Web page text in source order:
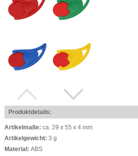
Produktdetails:
Artikelmaße: ca. 29 x 55 x 4 mm
Artikelgewicht: 3 g
Material: ABS